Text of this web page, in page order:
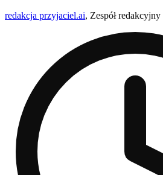
redakcja przyjaciel.ai, Zespół redakcyjny